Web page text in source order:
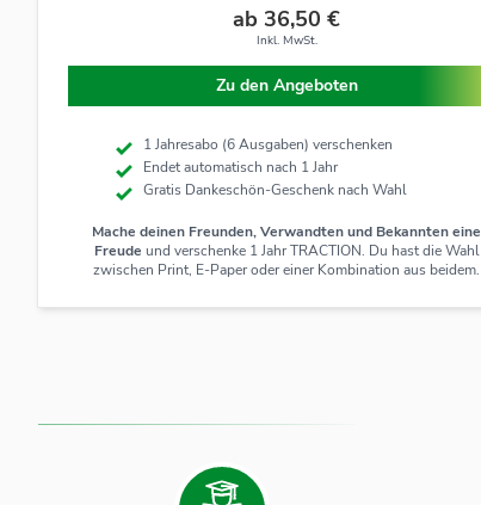
ab 36,50 €
Inkl. MwSt.
Zu den Angeboten
1 Jahresabo (6 Ausgaben) verschenken
Endet automatisch nach 1 Jahr
Gratis Dankeschön-Geschenk nach Wahl
Mache deinen Freunden, Verwandten und Bekannten eine
Freude und verschenke 1 Jahr TRACTION. Du hast die Wahl
zwischen Print, E-Paper oder einer Kombination aus beidem.